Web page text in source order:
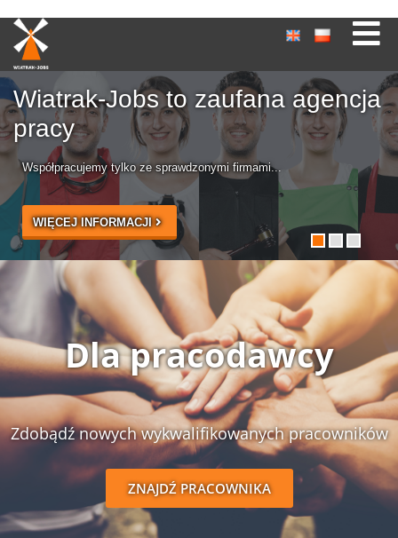
Mamy ofertę pracy dla Ciebie...
WIĘCEJ INFORMACJI
Dla pracodawcy
Zdobądź nowych wykwalifikowanych pracowników
ZNAJDŹ PRACOWNIKA